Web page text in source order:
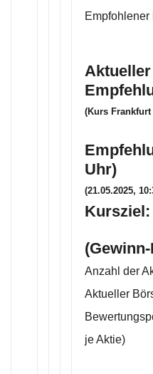
(Kurs Frankfurt
Uhr)
(21.05.2025,
Kursziel:
Anzahl der
Aktueller
je Aktie)